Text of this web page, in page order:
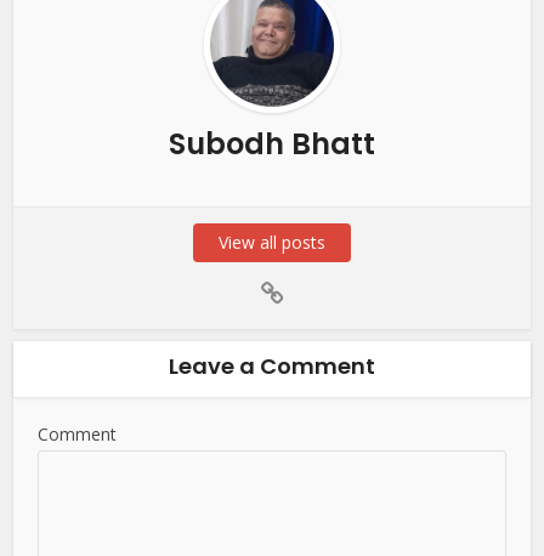
Subodh Bhatt
View all posts
Leave a Comment
Comment